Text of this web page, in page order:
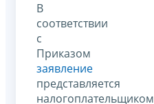
В
соответствии
с
Приказом
заявление
представляется
налогоплательщиком